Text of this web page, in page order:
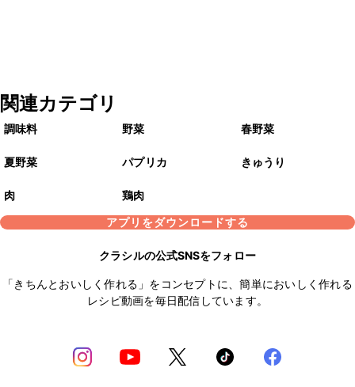
関連カテゴリ
調味料 野菜 春野菜
夏野菜 パプリカ きゅうり
肉
鶏肉
アプリをダウンロードする
クラシルの公式SNSをフォロー
「きちんとおいしく作れる」をコンセプトに、簡単においしく作れる
レシピ動画を毎日配信しています。